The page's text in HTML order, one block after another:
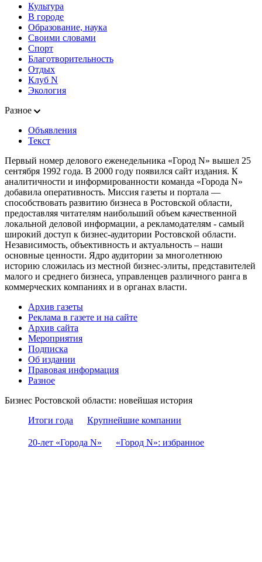
Культура
В городе
Образование, наука
Своими словами
Спорт
Благотворительность
Отдых
Клуб N
Экология
Разное
Объявления
Текст
Первый номер делового еженедельника «Город N» вышел 25
сентября 1992 года. В 2000 году появился сайт издания. К
аналитичности и информированности команда «Города N»
добавила оперативность. Миссия газеты и портала —
способствовать развитию бизнеса в Ростовской области,
предоставляя читателям наибольший объем качественной
локальной деловой информации, а рекламодателям - самый
широкий доступ к бизнес-аудитории Ростовской области.
Независимость, объективность и актуальность – наши
основные ценности. Ядро аудитории за многолетнюю
историю сложилась из местной бизнес-элиты, представителей
малого и среднего бизнеса, управленцев различного ранга в
коммерческих компаниях и в органах власти.
Архив газеты
Реклама в газете и на сайте
Архив сайта
Мероприятия
Подписка
Об издании
Правовая информация
Разное
Бизнес Ростовской области: новейшая история
Итоги года
Крупнейшие компании
20-лет «Города N» «Город N»: избранное